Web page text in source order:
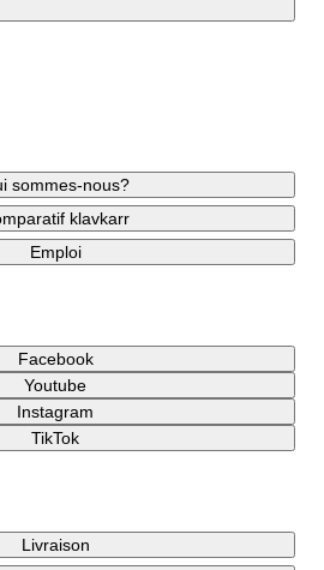
sommes-nous?
klavkarr
Emploi
Facebook
Youtube
Instagram
TikTok
Livraison